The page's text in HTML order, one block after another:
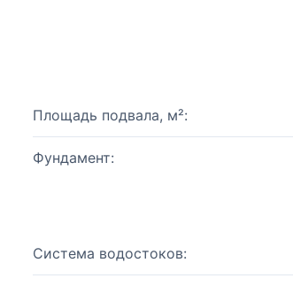
Площадь подвала, м²:
Фундамент:
Система водостоков: